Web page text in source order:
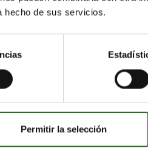
hecho de sus servicios.
Permitir la selección
Frontera
Arafo
Gran Rey
Arona
de la Cruz
Vallehermoso
Tijarafe
Isora
Adeje